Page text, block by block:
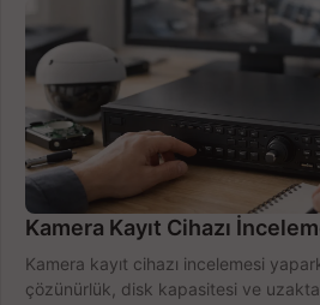
Kamera Kayıt Cihazı
Kamera kayıt cihazı incelemesi
çözünürlük, disk kapasitesi ve